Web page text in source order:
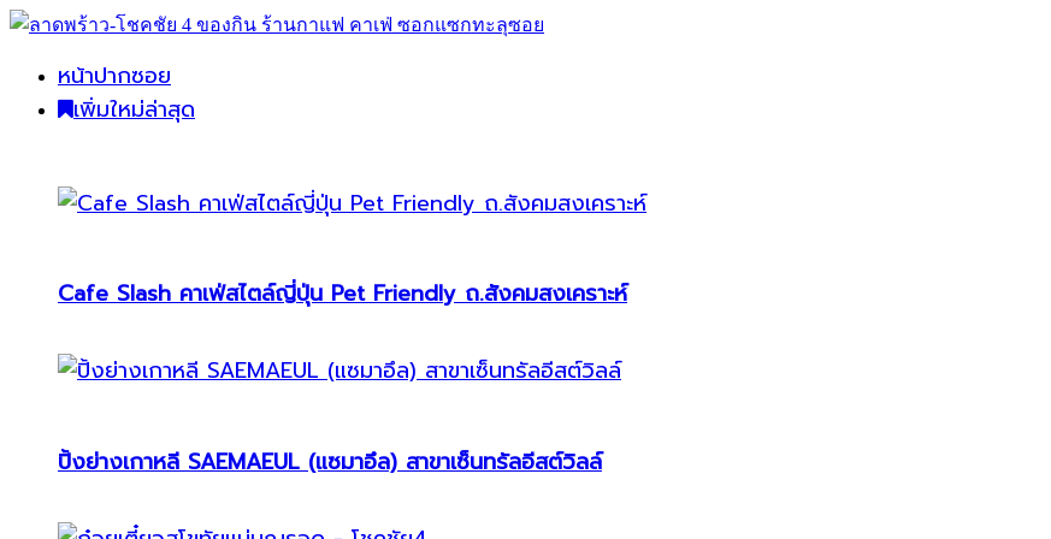
หน้าปากซอย
เพิ่มใหม่ล่าสุด
Cafe Slash คาเฟ่สไตล์ญี่ปุ่น Pet Friendly ถ.สังคมสงเคราะห์
ปิ้งย่างเกาหลี SAEMAEUL (แซมาอึล) สาขาเซ็นทรัลอีสต์วิลล์